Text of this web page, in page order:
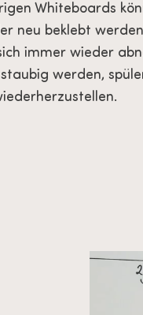
Whiteboards
neu beklebt
immer wieder
werden,